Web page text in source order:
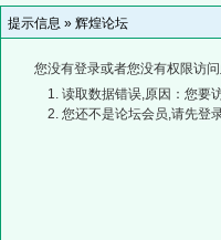
提示信息 » 辉煌论坛
您没有登录或者您没有权限访
读取数据错误,原因：您要
您还不是论坛会员,请先登